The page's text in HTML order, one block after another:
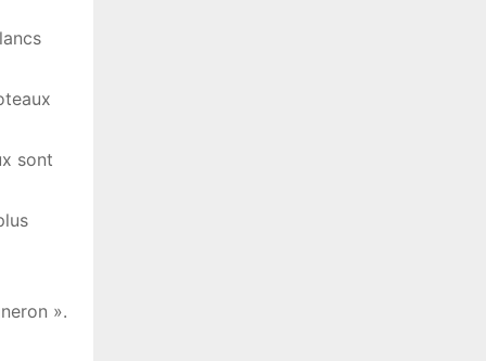
sont
».